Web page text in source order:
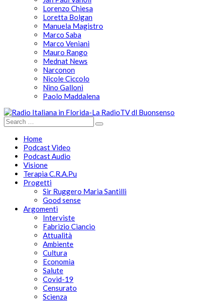
Lorenzo Chiesa
Loretta Bolgan
Manuela Magistro
Marco Saba
Marco Veniani
Mauro Rango
Mednat News
Narconon
Nicole Ciccolo
Nino Galloni
Paolo Maddalena
Home
Podcast Video
Podcast Audio
Visione
Terapia C.R.A.Pu
Progetti
Sir Ruggero Maria Santilli
Good sense
Argomenti
Interviste
Fabrizio Ciancio
Attualità
Ambiente
Cultura
Economia
Salute
Covid-19
Censurato
Scienza